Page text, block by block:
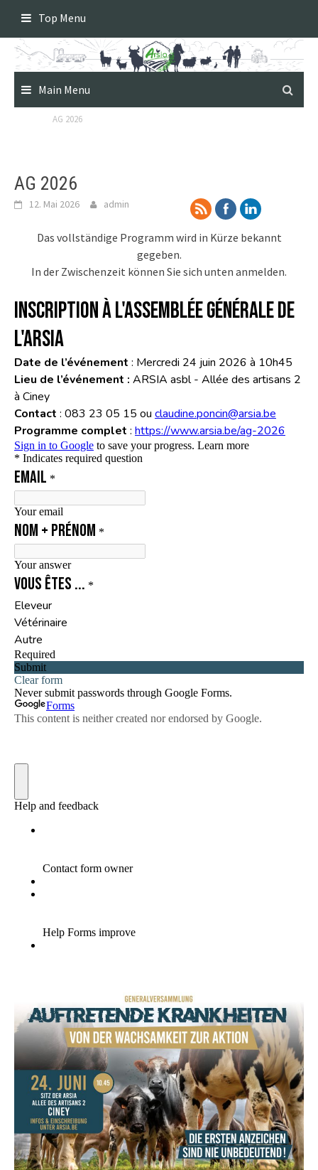
content
Top Menu
Main Menu
AG 2026
AG 2026
12. Mai 2026 admin
Das vollständige Programm wird in Kürze bekannt
gegeben.
In der Zwischenzeit können Sie sich unten anmelden.